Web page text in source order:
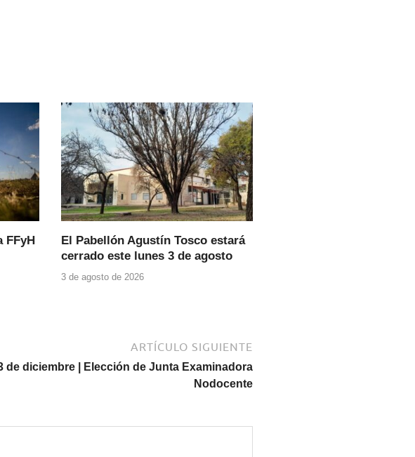
FFyH
El Pabellón Agustín Tosco estará
cerrado este lunes 3 de agosto
3 de agosto de 2026
ARTÍCULO SIGUIENTE
de diciembre | Elección de Junta Examinadora
Nodocente